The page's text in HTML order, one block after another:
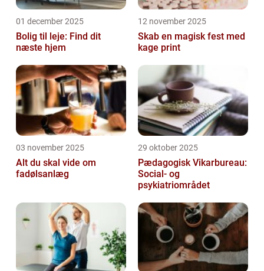
01 december 2025
Bolig til leje: Find dit
næste hjem
12 november 2025
Skab en magisk fest med
kage print
03 november 2025
Alt du skal vide om
fadølsanlæg
29 oktober 2025
Pædagogisk Vikarbureau:
Social- og
psykiatriområdet